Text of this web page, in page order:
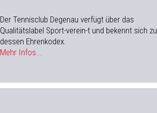
Der Tennisclub Degenau verfügt über das
Qualitätslabel Sport-verein-t und bekennt sich zu
dessen Ehrenkodex.
Mehr Infos...